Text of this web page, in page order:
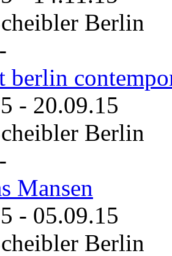
Berlin
berlin
- 20.09.15
Berlin
Mansen
- 05.09.15
Berlin